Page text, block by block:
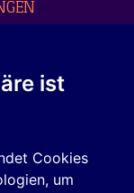
ist
Cookies
um
genommen.